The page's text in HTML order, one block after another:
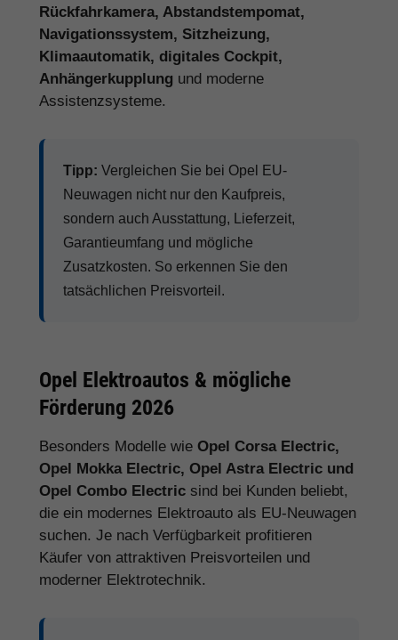
Rückfahrkamera, Abstandstempomat,
Navigationssystem, Sitzheizung,
Klimaautomatik, digitales Cockpit,
Anhängerkupplung und moderne
Assistenzsysteme.
Tipp: Vergleichen Sie bei Opel EU-
Neuwagen nicht nur den Kaufpreis,
sondern auch Ausstattung, Lieferzeit,
Garantieumfang und mögliche
Zusatzkosten. So erkennen Sie den
tatsächlichen Preisvorteil.
Opel Elektroautos & mögliche
Förderung 2026
Besonders Modelle wie Opel Corsa Electric,
Opel Mokka Electric, Opel Astra Electric und
Opel Combo Electric sind bei Kunden beliebt,
die ein modernes Elektroauto als EU-Neuwagen
suchen. Je nach Verfügbarkeit profitieren
Käufer von attraktiven Preisvorteilen und
moderner Elektrotechnik.